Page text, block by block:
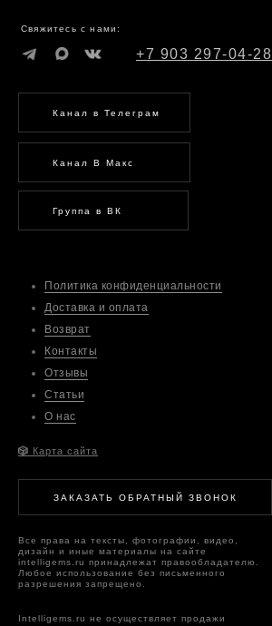
ЗАКАЗАТЬ ОБРАТНЫЙ ЗВОНОК
Intelligems.ru не осуществляет продажи
Все права на тексты, фотографии, видео,
дизайн и иные материалы на сайте
intelligems.ru принадлежат правообладателю.
Любое использование без письменного
разрешения запрещено.
Политика конфиденциальности
Доставка и оплата
Возврат
Контакты
Отзывы
Статьи
О нас
+7 903 297-04-28
Канал В Макс
Группа в ВК
Канал в Телеграм
Свяжитесь с нами:
🎲 Карта сайта